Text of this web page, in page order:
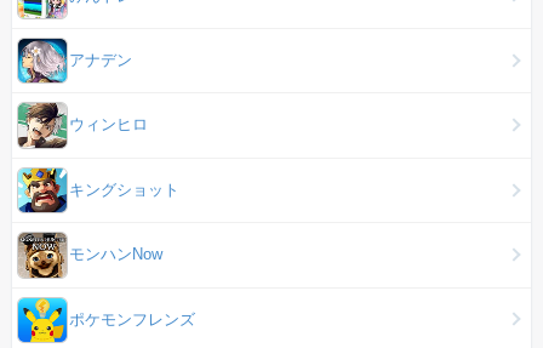
アナデン
ウィンヒロ
キングショット
モンハンNow
ポケモンフレンズ